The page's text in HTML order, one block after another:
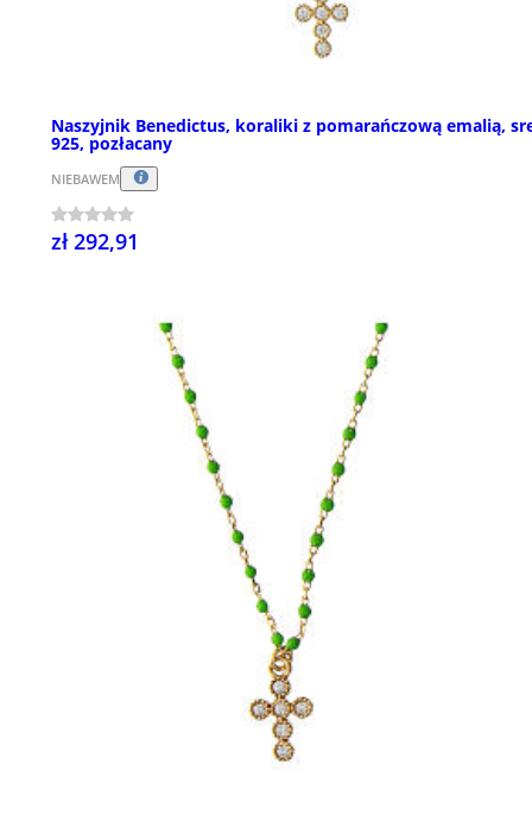
Naszyjnik Benedictus, koraliki z pomarańczową emalią,
925, pozłacany
NIEBAWEM
zł 292,91